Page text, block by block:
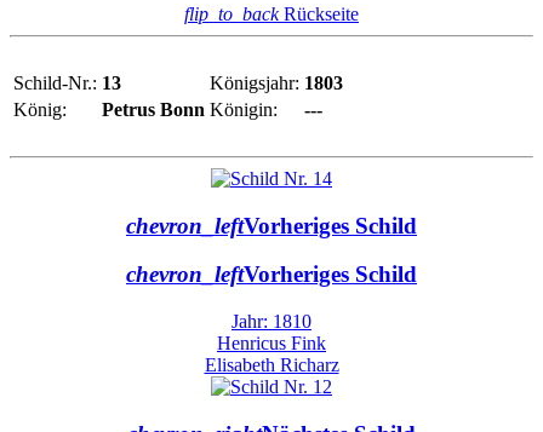
flip_to_backRückseite
Schild-Nr.: 13 Königsjahr: 1803
König:
Petrus Bonn Königin: ---
chevron_leftVorheriges Schild
chevron_leftVorheriges Schild
Jahr: 1810
Henricus Fink
Elisabeth Richarz